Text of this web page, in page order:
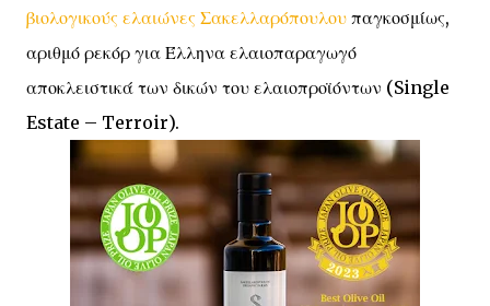
βιολογικούς ελαιώνες Σακελλαρόπουλου παγκοσμίως,
αριθμό ρεκόρ για Έλληνα ελαιοπαραγωγό
αποκλειστικά των δικών του ελαιοπροϊόντων (Single
Estate – Terroir).